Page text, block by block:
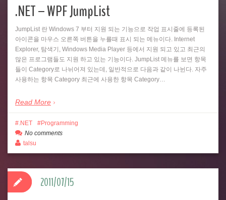
.NET – WPF JumpList
JumpList 란 Windows 7 부터 지원 되는 기능으로 작업 표시줄에 등록된
아이콘을 마우스 오른쪽 버튼을 누를때 표시 되는 메뉴이다. Internet
Explorer, 탐색기, Windows Media Player 등에서 지원 되고 있고 최근의
많은 프로그램들도 지원 하고 있는 기능이다. JumpList 메뉴를 보면 항목
들이 Category로 나뉘어져 있는데, 일반적으로 다음과 같이 나뉜다. 자주
사용하는 항목 Category 최근에 사용한 항목 Category…
Read More
.NET
Programming
No comments
talsu
2011/07/15